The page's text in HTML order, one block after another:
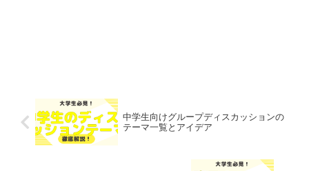
中学生向けグループディスカッションの
テーマ一覧とアイデア